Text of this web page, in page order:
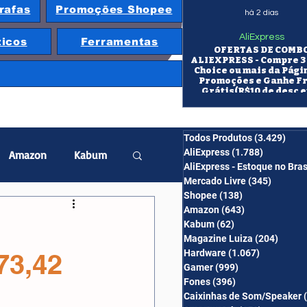
Promoções Shopee
Ferramentas
OFERTAS DE
ALIEXPRESS - Compre
Choice ou mais da
Promoções e Ganhe
Grátis(R$10 de desc
AliExpress
há 2 dias
Amazon Kabum
Projetor
Todos Produtos(3.429)
AliExpress(1.788)
AliExpress - Estoque no
Mercado Livre(345)
Shopee(138)
Amazon(643)
Kabum(62)
Magazine Luiza (204)
Hardware(1.067)
Gamer(999)
Fones(396)
Caixinhas de Som/Speaker